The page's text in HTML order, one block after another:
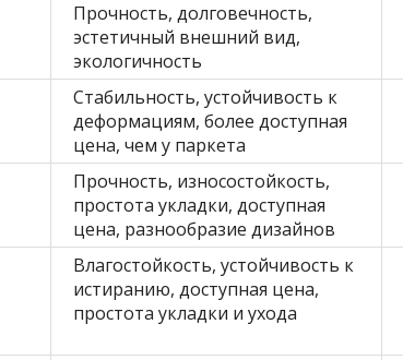
Прочность, долговечность,
эстетичный внешний вид,
экологичность
Стабильность, устойчивость к
деформациям, более доступная
цена, чем у паркета
Прочность, износостойкость,
простота укладки, доступная
цена, разнообразие дизайнов
Влагостойкость, устойчивость к
истиранию, доступная цена,
простота укладки и ухода